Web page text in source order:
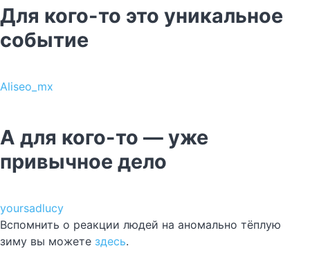
Для кого-то это уникальное
событие
Aliseo_mx
А для кого-то — уже
привычное дело
yoursadlucy
Вспомнить о реакции людей на аномально тёплую
зиму вы можете здесь.